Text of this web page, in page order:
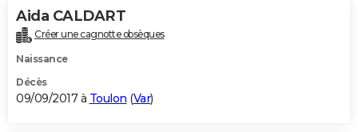
Aida CALDART
Créer une cagnotte obsèques
Naissance
Décès
09/09/2017 à Toulon (Var)